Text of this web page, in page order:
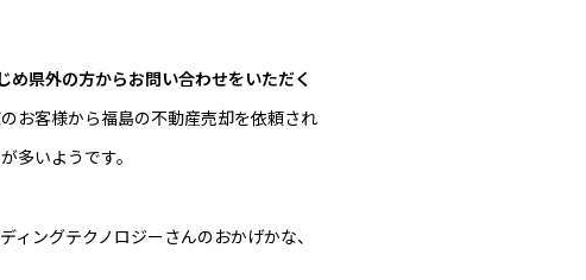
め県外の方からお問い合わせをいただく
お客様から福島の不動産売却を依頼され
多いようです。
ングテクノロジーさんのおかげかな、